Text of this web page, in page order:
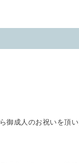
御成人のお祝いを頂い